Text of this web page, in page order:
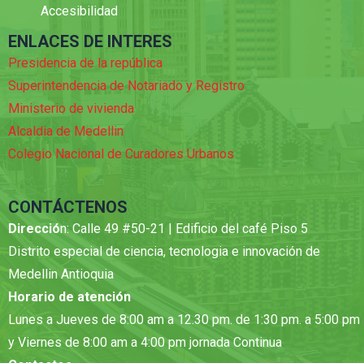
Accesibilidad
ENLACES DE INTERES
Presidencia de la república
Superintendencia de Notariado y Registro
Ministerio de vivienda
Alcaldia de Medellin
Colegio Nacional de Curadores Urbanos
CONTÁCTENOS
Dirección: Calle 49 #50-21 | Edificio del café Piso 5
Distrito especial de ciencia, tecnologia e innovación de
Medellin Antioquia
Horario de atención
Lunes a Jueves de 8:00 am a 12.30 pm. de 1:30 pm. a 5:00 pm
y Viernes de 8:00 am a 4:00 pm jornada Continua